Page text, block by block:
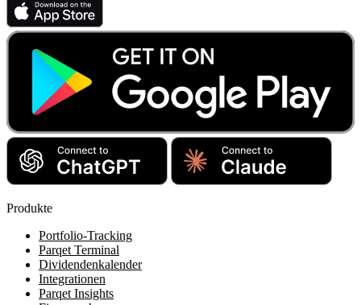
Produkte
Portfolio-Tracking
Parqet Terminal
Dividendenkalender
Integrationen
Parqet Insights